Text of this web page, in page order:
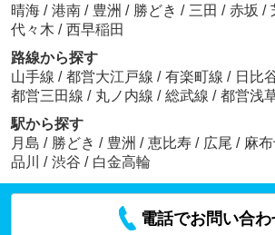
晴海 / 港南 / 豊洲 / 勝どき / 三田 / 赤坂 /
代々木 / 西早稲田
路線から探す
山手線 / 都営大江戸線 / 有楽町線 / 日比
都営三田線 / 丸ノ内線 / 総武線 / 都営浅
駅から探す
月島 / 勝どき / 豊洲 / 恵比寿 / 広尾 / 麻
品川
/ 渋谷 / 白金高輪
電話でお問い合わ